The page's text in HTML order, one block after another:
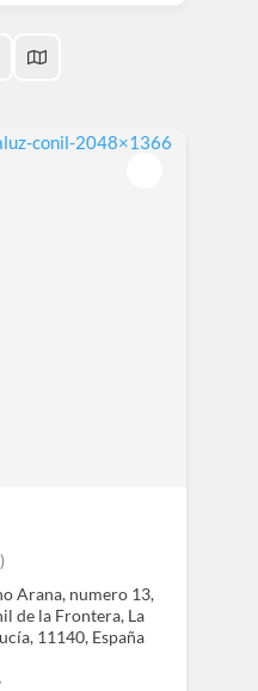
Arana, numero 13,
de la Frontera, La
11140, España